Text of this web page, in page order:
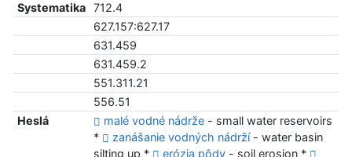
Systematika
712.4
627.157:627.17
631.459
631.459.2
551.311.21
556.51
Heslá
malé vodné nádrže- small water reservoirs
*
zanášanie vodných nádrží- water basin
silting up *
erózia pôdy- soil erosion *